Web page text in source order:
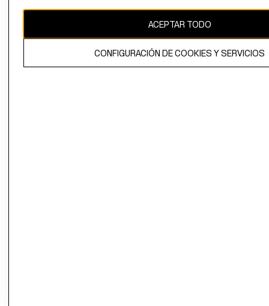
El contenido de esta página web está protegido por copyright y es
propiedad de H&M Hennes & Mauritz AB.
ACEPTAR TODO
CONFIGURACIÓN DE COOKIES Y SERVICIOS